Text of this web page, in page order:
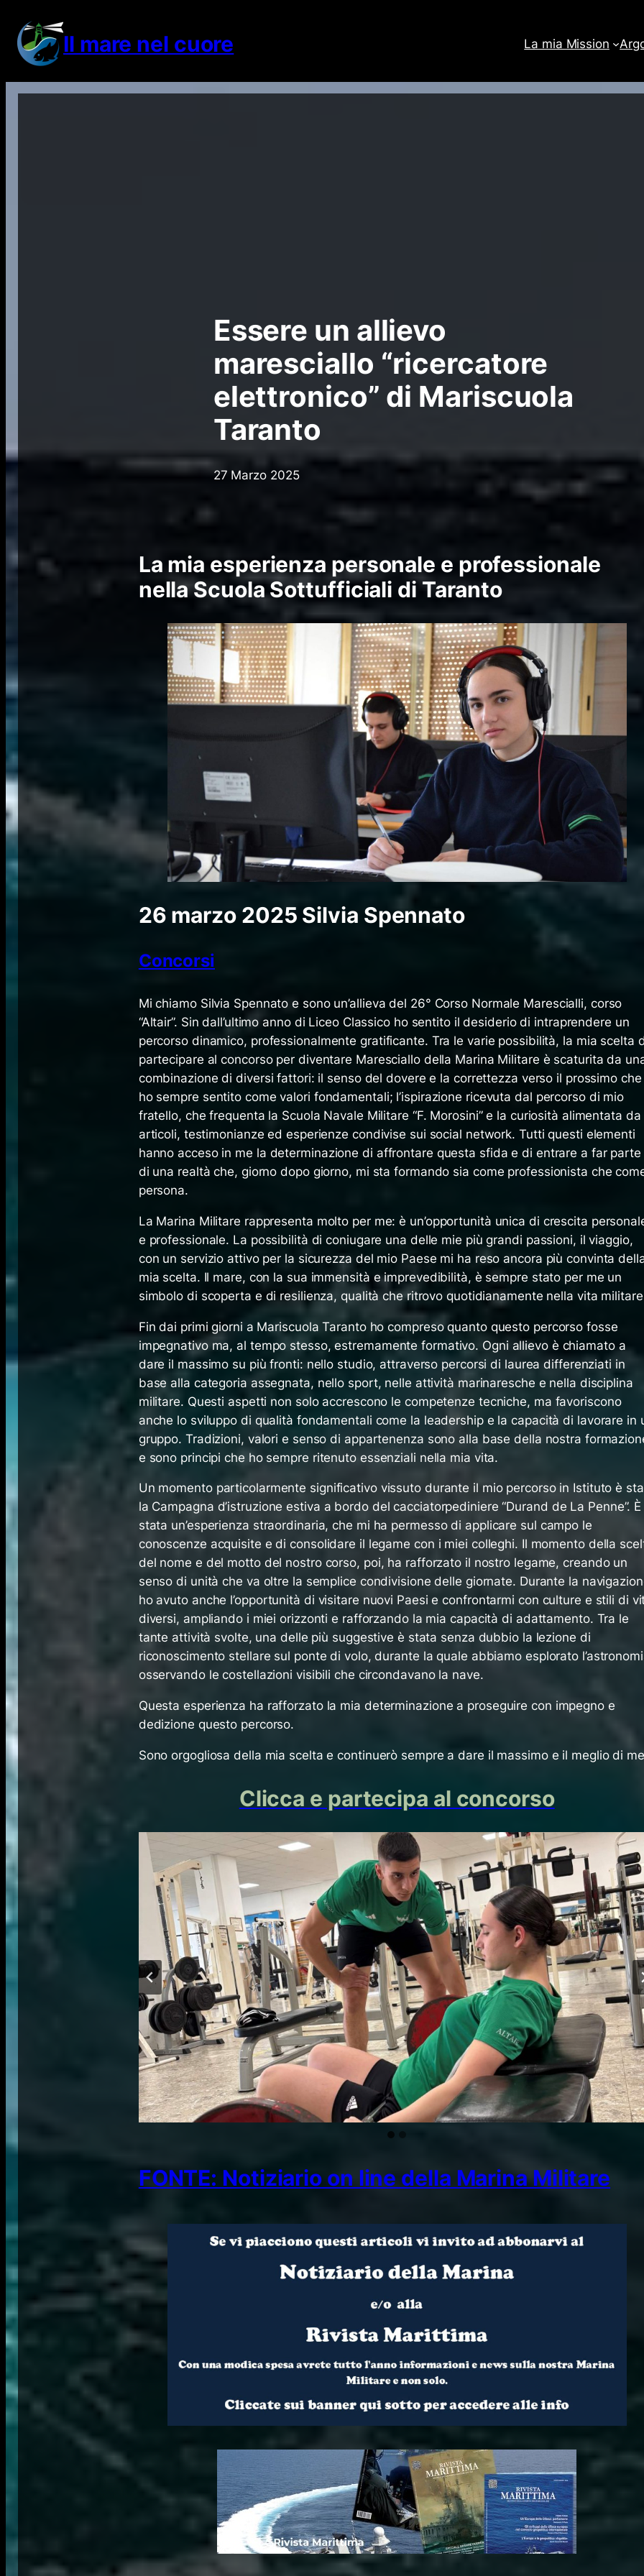
contenuto Il mare nel cuore La mia Mission
Essere un allievo
maresciallo “ricercatore
elettronico” di Mariscuola
Taranto
27 Marzo 2025
La mia esperienza personale e professionale
nella Scuola Sottufficiali di Taranto
26 marzo 2025 Silvia Spennato
Concorsi
​Mi chiamo Silvia Spennato e sono un’allieva del 26° Corso Normale Marescialli, corso
“Altair”. Sin dall’ultimo anno di Liceo Classico ho sentito il desiderio di intraprendere un
percorso dinamico, professionalmente gratificante. Tra le varie possibilità, la mia scelta
partecipare al concorso per diventare Maresciallo della Marina Militare è scaturita da
combinazione di diversi fattori: il senso del dovere e la correttezza verso il prossimo che
ho sempre sentito come valori fondamentali; l’ispirazione ricevuta dal percorso di mio
fratello, che frequenta la Scuola Navale Militare “F. Morosini” e la curiosità alimentata da
articoli, testimonianze ed esperienze condivise sui social network. Tutti questi elementi
hanno acceso in me la determinazione di affrontare questa sfida e di entrare a far parte
di una realtà che, giorno dopo giorno, mi sta formando sia come professionista che
persona.
La Marina Militare rappresenta molto per me: è un’opportunità unica di crescita
e professionale. La possibilità di coniugare una delle mie più grandi passioni, il viaggio,
con un servizio attivo per la sicurezza del mio Paese mi ha reso ancora più convinta
mia scelta. Il mare, con la sua immensità e imprevedibilità, è sempre stato per me un
simbolo di scoperta e di resilienza, qualità che ritrovo quotidianamente nella vita
Fin dai primi giorni a Mariscuola Taranto ho compreso quanto questo percorso fosse
impegnativo ma, al tempo stesso, estremamente formativo. Ogni allievo è chiamato a
dare il massimo su più fronti: nello studio, attraverso percorsi di laurea differenziati in
base alla categoria assegnata, nello sport, nelle attività marinaresche e nella disciplina
militare. Questi aspetti non solo accrescono le competenze tecniche, ma favoriscono
anche lo sviluppo di qualità fondamentali come la leadership e la capacità di lavorare in
gruppo. Tradizioni, valori e senso di appartenenza sono alla base della nostra
e sono principi che ho sempre ritenuto essenziali nella mia vita.
Un momento particolarmente significativo vissuto durante il mio percorso in Istituto è
la Campagna d’istruzione estiva a bordo del cacciatorpediniere “Durand de La Penne”. È
stata un’esperienza straordinaria, che mi ha permesso di applicare sul campo le
conoscenze acquisite e di consolidare il legame con i miei colleghi. Il momento della
del nome e del motto del nostro corso, poi, ha rafforzato il nostro legame, creando un
senso di unità che va oltre la semplice condivisione delle giornate. Durante la
ho avuto anche l’opportunità di visitare nuovi Paesi e confrontarmi con culture e stili di
diversi, ampliando i miei orizzonti e rafforzando la mia capacità di adattamento. Tra le
tante attività svolte, una delle più suggestive è stata senza dubbio la lezione di
riconoscimento stellare sul ponte di volo, durante la quale abbiamo esplorato
osservando le costellazioni visibili che circondavano la nave.
Questa esperienza ha rafforzato la mia determinazione a proseguire con impegno e
dedizione questo percorso.
Sono orgogliosa della mia scelta e continuerò sempre a dare il massimo e il meglio di
Clicca e partecipa al concorso
FONTE: Notiziario on line della Marina Militare